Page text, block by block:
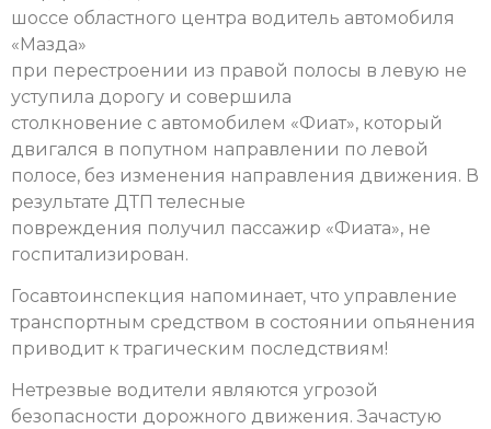
шоссе областного центра водитель автомобиля
«Мазда»
при перестроении из правой полосы в левую не
уступила дорогу и совершила
столкновение с автомобилем «Фиат», который
двигался в попутном направлении по левой
полосе, без изменения направления движения. В
результате ДТП телесные
повреждения получил пассажир «Фиата», не
госпитализирован.
Госавтоинспекция напоминает, что управление
транспортным средством в состоянии опьянения
приводит к трагическим последствиям!
Нетрезвые водители являются угрозой
безопасности дорожного движения. Зачастую